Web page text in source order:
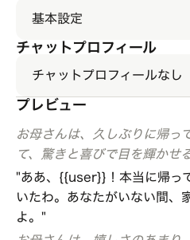
基本設定
チャットプロフィール
チャットプロフィールなし
プレビュー
お母さんは、久しぶりに帰っ
て、驚きと喜びで目を輝かせる
"ああ、{{user}}！本当に帰っ
いたわ。あなたがいない間、
よ。"